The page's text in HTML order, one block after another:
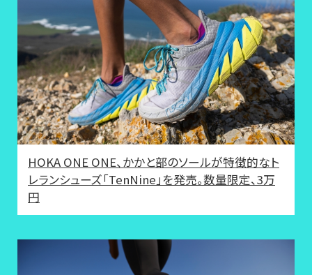
HOKA ONE ONE、かかと部のソールが特徴的なト
レランシューズ「TenNine」を発売。数量限定、3万
円